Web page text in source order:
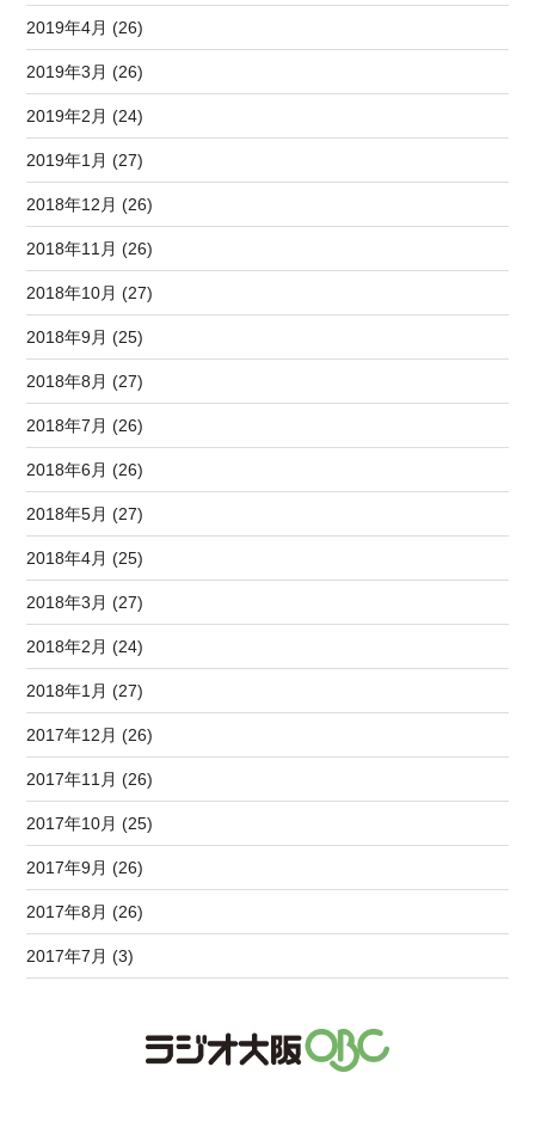
2019年4月 (26)
2019年3月 (26)
2019年2月 (24)
2019年1月 (27)
2018年12月 (26)
2018年11月 (26)
2018年10月 (27)
2018年9月 (25)
2018年8月 (27)
2018年7月 (26)
2018年6月 (26)
2018年5月 (27)
2018年4月 (25)
2018年3月 (27)
2018年2月 (24)
2018年1月 (27)
2017年12月 (26)
2017年11月 (26)
2017年10月 (25)
2017年9月 (26)
2017年8月 (26)
2017年7月 (3)